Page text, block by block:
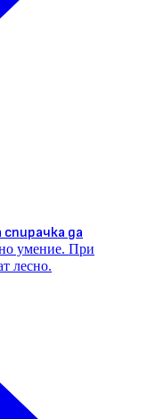
спирачка да
умение. При
лесно.